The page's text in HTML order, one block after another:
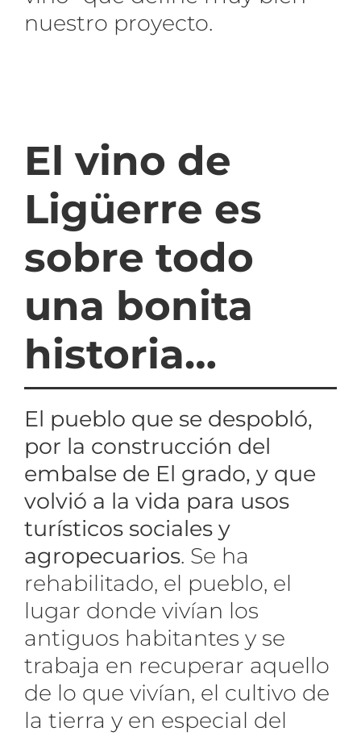
nuestro proyecto.
El vino de
Ligüerre es
sobre todo
una bonita
historia…
El pueblo que se despobló,
por la construcción del
embalse de El grado, y que
volvió a la vida para usos
turísticos sociales y
agropecuarios. Se ha
rehabilitado, el pueblo, el
lugar donde vivían los
antiguos habitantes y se
trabaja en recuperar aquello
de lo que vivían, el cultivo de
la tierra y en especial del